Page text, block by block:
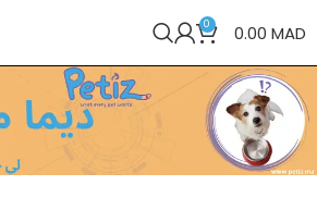
0 0.00 MAD